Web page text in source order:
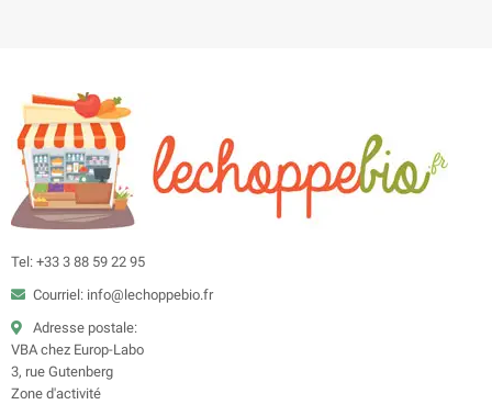
Tel: +33 3 88 59 22 95
Courriel: info@lechoppebio.fr
Adresse postale:
VBA chez Europ-Labo
3, rue Gutenberg
Zone d'activité